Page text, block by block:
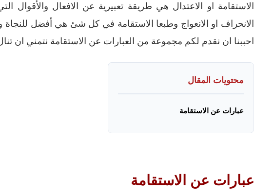
الاستقامة او الاعتدال هي طريقة تعبيرية عن الافعال والأقوال
الانحراف او الانعواج وطبعا الاستقامة في كل شئ هي أفضل للنجاة
احببنا ان نقدم لكم مجموعة من العبارات عن الاستقامة نتمني ان
محتويات المقال
عبارات عن الاستقامة
عبارات عن الاستقامة